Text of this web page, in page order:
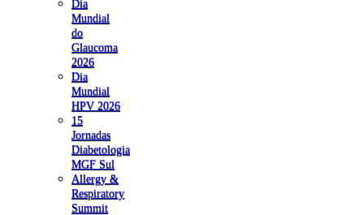
Dia
Mundial
do
Glaucoma
2026
Dia
Mundial
HPV 2026
15
Jornadas
Diabetologia
MGF Sul
Allergy &
Respiratory
Summit